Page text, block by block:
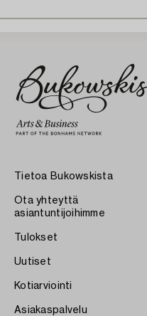
Tietoa Bukowskista
Ota yhteyttä
asiantuntijoihimme
Tulokset
Uutiset
Kotiarviointi
Asiakaspalvelu